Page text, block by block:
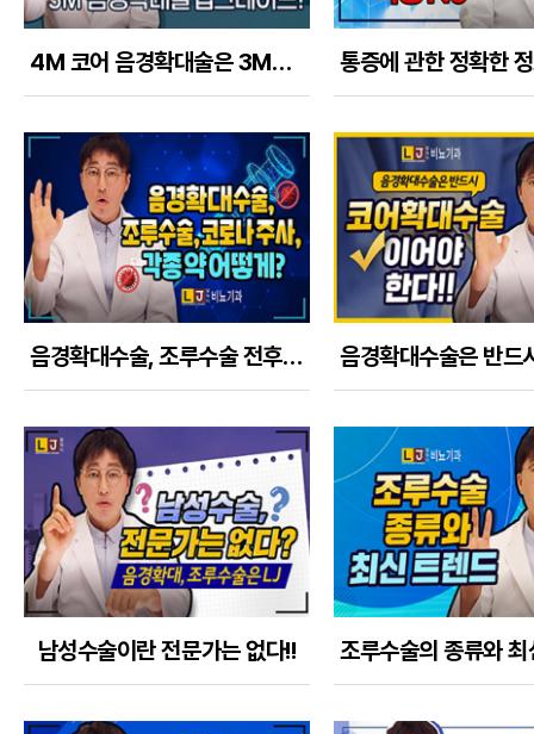
4M 코어 음경확대술은 3M음경확대수술의 업그레이드 버전이다!
음경확대수술, 조루수술 전후로 코로나 주사, 각종 약은 어떻게 하나
남성수술이란 전문가는 없다!!